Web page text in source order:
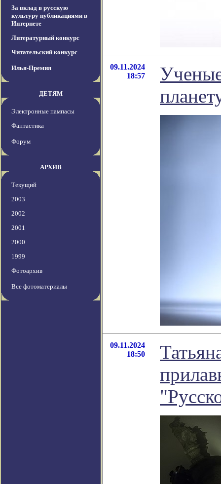
За вклад в русскую
культуру публикациями в
Интернете
Литературный конкурс
Читательский конкурс
Илья-Премия
ДЕТЯМ
Электронные пампасы
Фантастика
Форум
АРХИВ
Текущий
2003
2002
2001
2000
1999
Фотоархив
Все фотоматериалы
09.11.2024
18:57
09.11.2024
18:50